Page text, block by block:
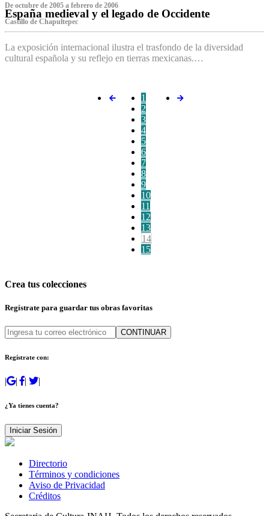
De octubre de 2005 a febrero de 2006
España medieval y el legado de Occidente
Castillo de Chapultepec
La exposición internacional ilustra el trasfondo de la diversidad
cultural española y su reflejo en tierras mexicanas.…
1
2
3
4
5
6
7
8
9
10
11
12
13
14
15
Crea tus colecciones
Regístrate para guardar tus obras favoritas
CONTINUAR
Regístrate con:
| | | |
¿Ya tienes cuenta?
Iniciar Sesión
Directorio
Términos y condiciones
Aviso de Privacidad
Créditos